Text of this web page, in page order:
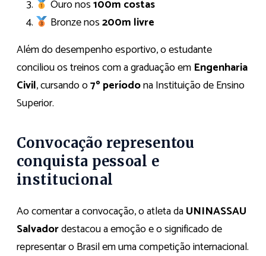
Ouro nos100m costas
Bronze nos200m livre
Além do desempenho esportivo, o estudante
conciliou os treinos com a graduação em Engenharia
Civil, cursando o7º períodona Instituição de Ensino
Superior.
Convocação representou
conquista pessoal e
institucional
Ao comentar a convocação, o atleta daUNINASSAU
Salvadordestacou a emoção e o significado de
representar o Brasil em uma competição internacional.